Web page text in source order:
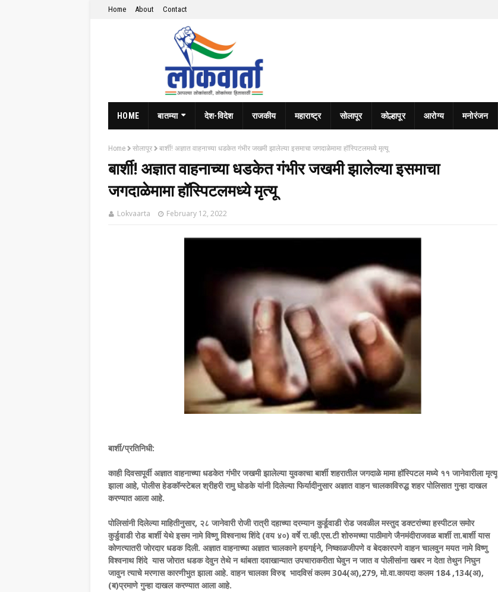
Home About Contact
HOME बातम्या देश-विदेश राजकीय महाराष्ट्र सोलापूर कोल्हापूर आरोग्य मनोरंजन
Home सोलापूर बार्शी! अज्ञात वाहनाच्या धडकेत गंभीर जखमी झालेल्या इसमाचा जगदाळेमामा हॉस्पिटलमध्ये मृत्यू
बार्शी! अज्ञात वाहनाच्या धडकेत गंभीर जखमी झालेल्या इसमाचा
जगदाळेमामा हॉस्पिटलमध्ये मृत्यू
Lokvaarta February 12, 2022
बार्शी/प्रतिनिधी:
काही दिवसापूर्वी अज्ञात वाहनाच्या धडकेत गंभीर जखमी झालेल्या युवकाचा बार्शी शहरातील जगदाळे मामा हॉस्पिटल मध्ये ११ जानेवारीला मृत्यू
झाला आहे, पोलीस हेडकॉन्स्टेबल श्रीहरी रामु घोडके यांनी दिलेल्या फिर्यादीनुसार अज्ञात वाहन चालकाविरुद्ध शहर पोलिसात गुन्हा दाखल
करण्यात आला आहे.
पोलिसांनी दिलेल्या माहितीनुसार, २८ जानेवारी रोजी रात्री दहाच्या दरम्यान कुर्डूवाडी रोड जवळील मस्तुद डक्टरांच्या हस्पीटल समोर
कुर्डुवाडी रोड बार्शी येथे इसम नामे विष्णु विश्वनाथ शिंदे (वय ४०) वर्षे रा.व्ही.एस.टी शोरुमच्या पाठीमागे जैनमंदीराजवळ बार्शी ता.बार्शी यास
कोणत्यातरी जोरदार धडक दिली. अज्ञात वाहनाच्या अज्ञात चालकाने हयगईने, निष्काळजीपणे व बेदकारपणे वाहन चालवुन मयत नामे विष्णु
विश्वनाथ शिंदे यास जोरात धडक देवुन तेथे न थांबता दवाखान्यात उपचाराकरीता घेवुन न जात व पोलीसांना खबर न देता तेथुन निघुन
जावुन त्याचे मरणास कारणीभुत झाला आहे. वाहन चालका विरुद्द भादविसं कलम 304(अ),279, मो.वा.कायदा कलम 184 ,134(अ),
(ब)प्रमाणे गुन्हा दाखल करण्यात आला आहे.